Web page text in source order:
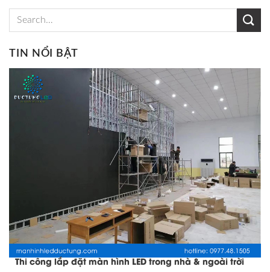
TIN NỔI BẬT
Thi công lắp đặt màn hình LED trong nhà & ngoài trời